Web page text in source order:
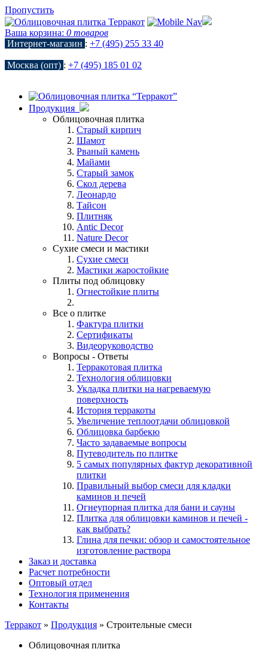
Пропустить
Ваша корзина: 0 товаров
Интернет-магазин : +7 (495) 255 33 40
Москва (опт) : +7 (495) 185 01 02
Продукция
Облицовочная плитка
Старый кирпич
Шамот
Рваный камень
Майами
Старый замок
Скол дерева
Леонардо
Тайсон
Плитняк
Antic Decor
Nature Decor
Сухие смеси и мастики
Сухие смеси
Мастики жаростойкие
Плиты под облицовку
Огнестойкие плиты
Все о плитке
Фактура плитки
Сертификаты
Видеоруководство
Вопросы - Ответы
Терракотовая плитка
Технология облицовки
Укладка плитки на нагреваемую
поверхность
История терракоты
Увеличение теплоотдачи облицовкой
Облицовка барбекю
Часто задаваемые вопросы
Путеводитель по плитке
5 самых популярных фактур декоративной
плитки
Правильный выбор смеси для кладки
каминов и печей
Огнеупорная плитка для бани и сауны
Плитка для облицовки каминов и печей -
как выбрать?
Глина для печки: обзор и самостоятельное
изготовление раствора
Заказ и доставка
Расчет потребности
Оптовый отдел
Технология применения
Контакты
Терракот » Продукция » Строительные смеси
Облицовочная плитка